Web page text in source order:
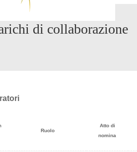
di collaborazione
Ruolo
Atto di
nomina